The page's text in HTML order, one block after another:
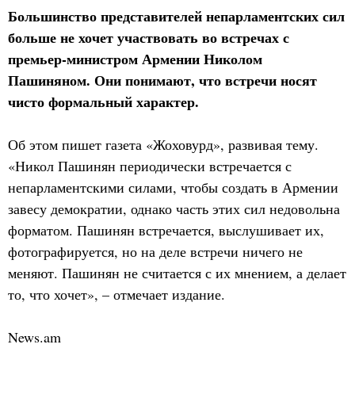
Большинство представителей непарламентских сил
больше не хочет участвовать во встречах с
премьер-министром Армении Николом
Пашиняном. Они понимают, что встречи носят
чисто формальный характер.
Об этом пишет газета «Жоховурд», развивая тему.
«Никол Пашинян периодически встречается с
непарламентскими силами, чтобы создать в Армении
завесу демократии, однако часть этих сил недовольна
форматом. Пашинян встречается, выслушивает их,
фотографируется, но на деле встречи ничего не
меняют. Пашинян не считается с их мнением, а делает
то, что хочет», – отмечает издание.
News.am